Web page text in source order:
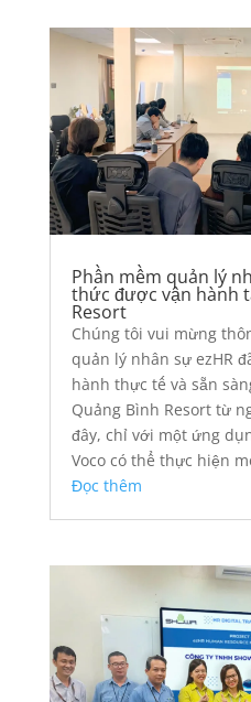
Phần mềm quản lý
thức được vận hành
Resort
Chúng tôi vui mừng
quản lý nhân sự ezHR
hành thực tế và sẵn
Quảng Bình Resort từ
đây, chỉ với một ứng
Voco có thể thực hiện
Đọc thêm